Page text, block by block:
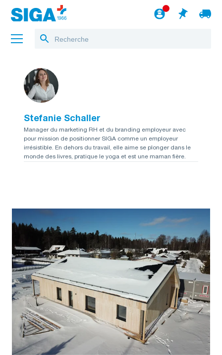
A propos de nous
Projets
Jobs
Blog
vers le webshop
Stefanie Schaller
Manager du marketing RH et du branding employeur avec
pour mission de positionner SIGA comme un employeur
irrésistible. En dehors du travail, elle aime se plonger dans le
monde des livres, pratique le yoga et est une maman fière.